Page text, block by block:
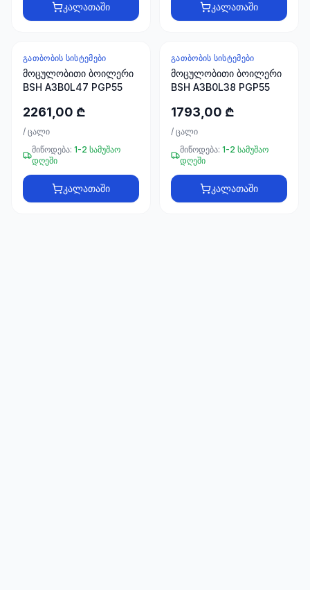
23
66
33
კალათაში კალათაში
ᲒᲐᲗᲑᲝᲑᲘᲡ ᲡᲘᲡᲢᲔᲛᲔᲑᲘ
მოცულობითი ბოილერი
BSH A3B0L47 PGP55
2261,00 ₾
/ ცალი
მიწოდება: 1-2 სამუშაო
დღეში
კალათაში
ᲒᲐᲗᲑᲝᲑᲘᲡ ᲡᲘᲡᲢᲔᲛᲔᲑᲘ
მოცულობითი ბოილერი
BSH A3B0L38 PGP55
1793,00 ₾
/ ცალი
მიწოდება: 1-2 სამუშაო
დღეში
კალათაში